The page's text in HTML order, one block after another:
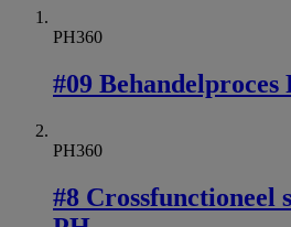
PH360
#09 Behandelproces
PH360
#8 Crossfunctioneel